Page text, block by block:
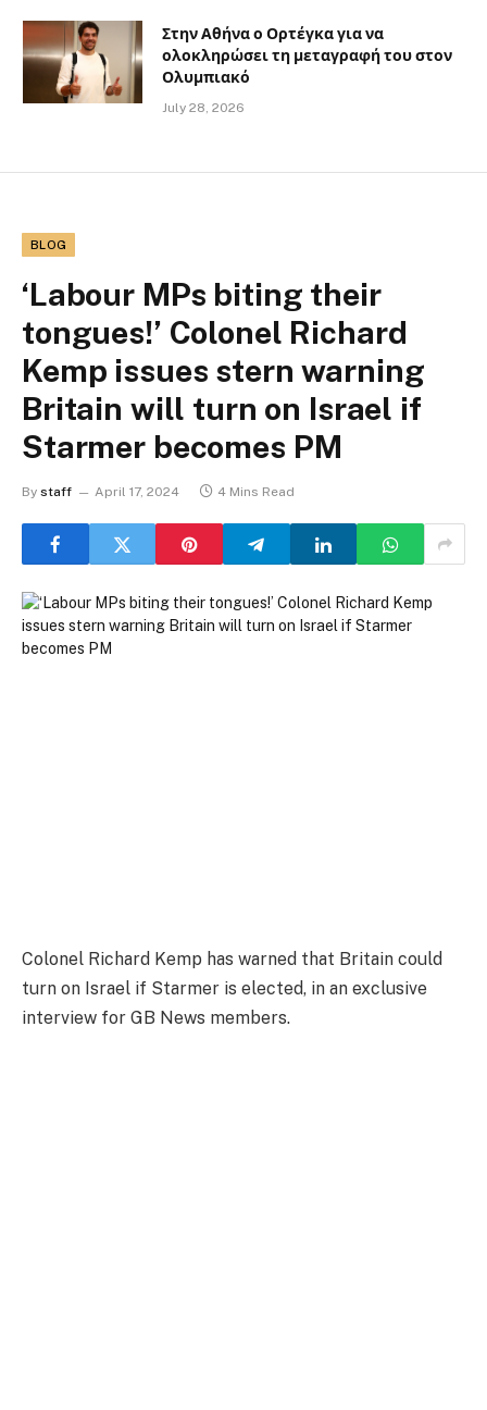
Στην Αθήνα ο Ορτέγκα για να
ολοκληρώσει τη μεταγραφή του στον
Ολυμπιακό
July 28, 2026
BLOG
‘Labour MPs biting their
tongues!’ Colonel Richard
Kemp issues stern warning
Britain will turn on Israel if
Starmer becomes PM
By staff April 17, 2024 4 Mins Read
Colonel Richard Kemp has warned that Britain could
turn on Israel if Starmer is elected, in an exclusive
interview for GB News members.